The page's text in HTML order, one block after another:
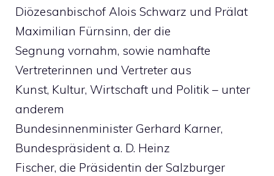
Diözesanbischof Alois Schwarz und Prälat
Maximilian Fürnsinn, der die
Segnung vornahm, sowie namhafte
Vertreterinnen und Vertreter aus
Kunst, Kultur, Wirtschaft und Politik – unter
anderem
Bundesinnenminister Gerhard Karner,
Bundespräsident a. D. Heinz
Fischer, die Präsidentin der Salzburger